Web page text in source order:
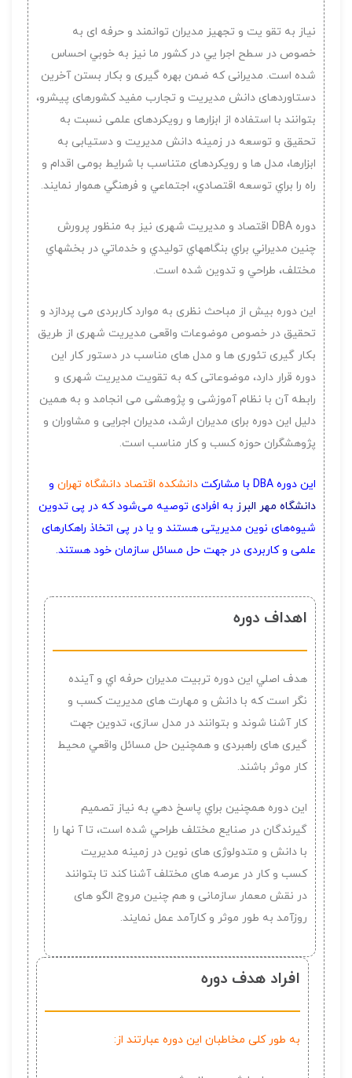
نیاز به تقو یت و تجهیز مدیران توانمند و حرفه ای به
خصوص در سطح اجرا یي در کشور ما نیز به خوبي احساس
شده است. مدیرانی که ضمن بهره گیری و بکار بستن آخرین
دستاوردهای دانش مدیریت و تجارب مفید کشورهای پیشرو،
بتوانند با استفاده از ابزارها و رویکردهای علمی نسبت به
تحقیق و توسعه در زمینه دانش مدیریت و دستیابی به
ابزارها، مدل ها و رویکردهای متناسب با شرایط بومی اقدام و
راه را براي توسعه اقتصادي، اجتماعي و فرهنگي هموار نمایند.
دوره DBA اقتصاد و مدیریت شهری نیز به منظور پرورش
چنین مدیراني براي بنگاههاي تولیدي و خدماتي در بخشهاي
مختلف، طراحي و تدوین شده است.
این دوره بیش از مباحث نظری به موارد کاربردی می پردازد و
تحقیق در خصوص موضوعات واقعی مدیریت شهری از طریق
بکار گیری تئوری ها و مدل های مناسب در دستور کار این
دوره قرار دارد، موضوعاتی که به تقویت مدیریت شهری و
رابطه آن با نظام آموزشی و پژوهشی می انجامد و به همین
دلیل این دوره برای مدیران ارشد، مدیران اجرایی و مشاوران و
پژوهشگران حوزه کسب و کار مناسب است.
این دوره DBA با مشارکت دانشکده اقتصاد دانشگاه تهران و
دانشگاه مهر البرز به افرادی توصیه می‌شود که در پی تدوین
شیوه‌های نوین مدیریتی هستند و یا در پی اتخاذ راهکارهای
علمی و کاربردی در جهت حل مسائل سازمان خود هستند.
اهداف دوره
هدف اصلي اين دوره تربیت مدیران حرفه اي و آینده
نگر است که با دانش و مهارت های مديريت کسب و
کار آشنا شوند و بتوانند در مدل سازی، تدوين جهت
گیری های راهبردی و همچنين حل مسائل واقعي محيط
كار موثر باشند.
اين دوره همچنين براي پاسخ دهي به نياز تصميم
گيرندگان در صنايع مختلف طراحي شده است، تا آ نها را
با دانش و متدولوژی های نوين در زمينه مديريت
کسب و کار در عرصه های مختلف آشنا كند تا بتوانند
در نقش معمار سازمانی و هم چنین مروج الگو های
روزآمد به طور موثر و كارآمد عمل نمايند.
افراد هدف دوره
به طور کلی مخاطبان این دوره عبارتند از: